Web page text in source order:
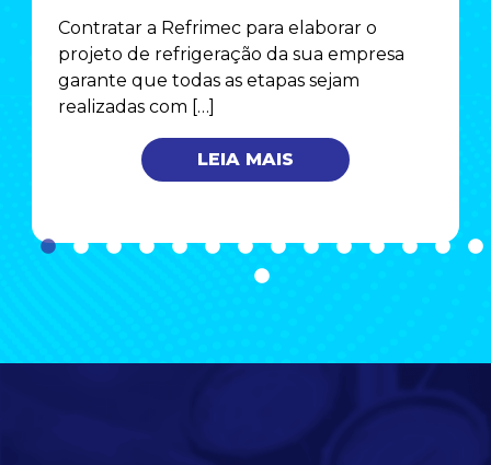
Contratar a Refrimec para elaborar o
projeto de refrigeração da sua empresa
garante que todas as etapas sejam
realizadas com […]
LEIA MAIS